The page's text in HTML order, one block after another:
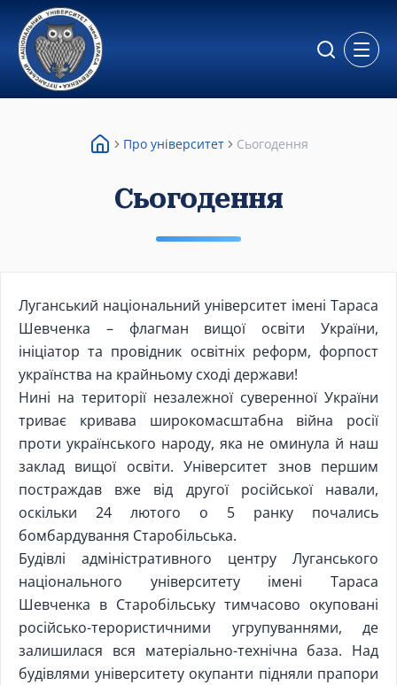
Про університет Сьогодення
Сьогодення
Луганський національний університет імені Тараса
Шевченка – флагман вищої освіти України,
ініціатор та провідник освітніх реформ, форпост
українства на крайньому сході держави!
Нині на території незалежної суверенної України
триває кривава широкомасштабна війна росії
проти українського народу, яка не оминула й наш
заклад вищої освіти. Університет знов першим
постраждав вже від другої російської навали,
оскільки 24 лютого о 5 ранку почались
бомбардування Старобільська.
Будівлі адміністративного центру Луганського
національного університету імені Тараса
Шевченка в Старобільську тимчасово окуповані
російсько-терористичними угрупуваннями, де
залишилася вся матеріально-технічна база. Над
будівлями університету окупанти підняли прапори